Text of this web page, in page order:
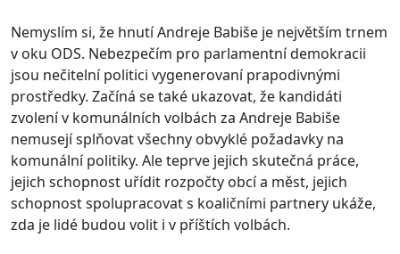
Nemyslím si, že hnutí Andreje Babiše je největším trnem
v oku ODS. Nebezpečím pro parlamentní demokracii
jsou nečitelní politici vygenerovaní prapodivnými
prostředky. Začíná se také ukazovat, že kandidáti
zvolení v komunálních volbách za Andreje Babiše
nemusejí splňovat všechny obvyklé požadavky na
komunální politiky. Ale teprve jejich skutečná práce,
jejich schopnost uřídit rozpočty obcí a měst, jejich
schopnost spolupracovat s koaličními partnery ukáže,
zda je lidé budou volit i v příštích volbách.